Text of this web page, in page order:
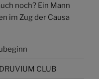
noch? Ein Mann
im Zug der Causa
CLUB